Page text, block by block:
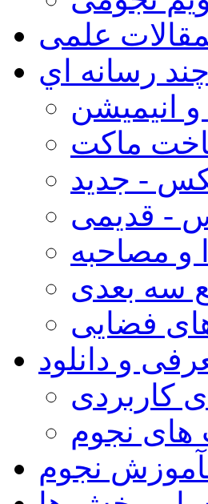
علمی
چند رسانه اي
و انیمیشن
ماکت
- جدید
- قدیمی
مصاحبه
سه بعدی
فضایی
و دانلود
کاربردی
های نجوم
آموزش نجوم